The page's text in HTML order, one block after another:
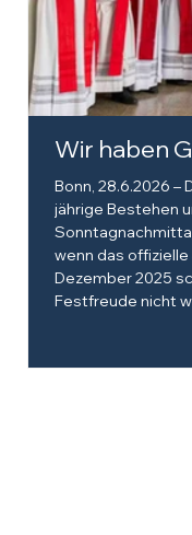
Wir haben
Bonn, 28.6.2026 –
jährige Bestehen
wenn das
Dezember 2025
Festfreude nicht
Biergarten diente;